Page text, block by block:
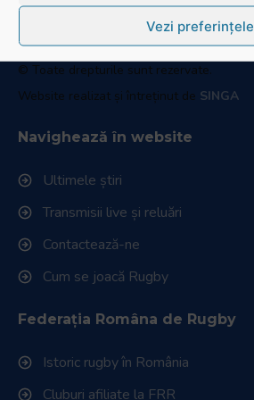
Vezi preferințele
© Toate drepturile sunt rezervate.
Website realizat și întreținut de SINGA
Navighează în website
Ultimele știri
Transmisii live și reluări
Contactează-ne
Cum se joacă Rugby
Federația Româna de Rugby
Istoric rugby în România
Cluburi afiliate la FRR